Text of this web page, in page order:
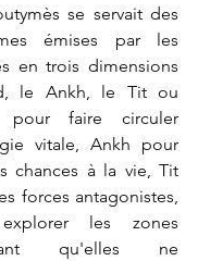
se servait des
émises par les
en trois dimensions
le Ankh, le Tit ou
pour faire circuler
vitale, Ankh pour
chances à la vie, Tit
forces antagonistes,
les zones
qu'elles ne